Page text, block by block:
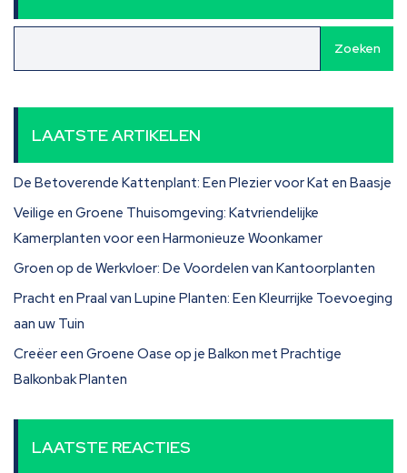
Zoeken
LAATSTE ARTIKELEN
De Betoverende Kattenplant: Een Plezier voor Kat en Baasje
Veilige en Groene Thuisomgeving: Katvriendelijke
Kamerplanten voor een Harmonieuze Woonkamer
Groen op de Werkvloer: De Voordelen van Kantoorplanten
Pracht en Praal van Lupine Planten: Een Kleurrijke Toevoeging
aan uw Tuin
Creëer een Groene Oase op je Balkon met Prachtige
Balkonbak Planten
LAATSTE REACTIES